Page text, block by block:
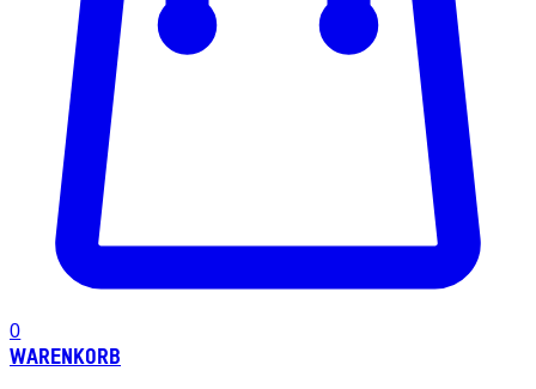
0
WARENKORB